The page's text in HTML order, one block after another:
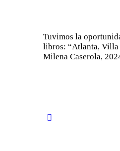
Tuvimos la
libros: “Atlanta, Villa
Milena Caserola,
de